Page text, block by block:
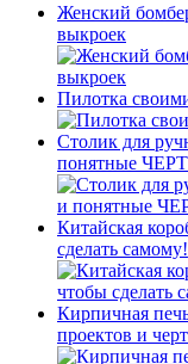
Женский
выкроек
Пилотка
Столик для
понятные
Китайская
сделать самому!
Кирпичная
проектов и